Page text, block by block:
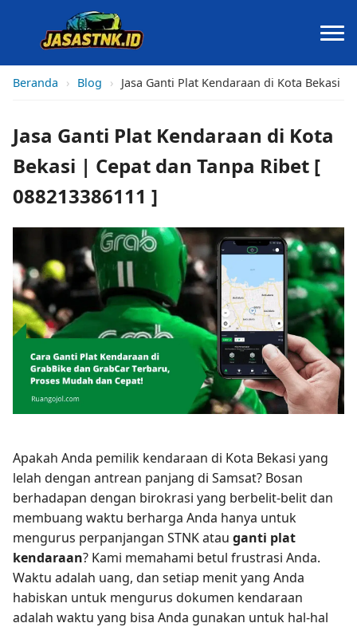
Beranda › Blog › Jasa Ganti Plat Kendaraan di Kota Bekasi |
Jasa Ganti Plat Kendaraan di Kota
Bekasi | Cepat dan Tanpa Ribet [
088213386111 ]
Apakah Anda pemilik kendaraan di Kota Bekasi yang
lelah dengan antrean panjang di Samsat? Bosan
berhadapan dengan birokrasi yang berbelit-belit dan
membuang waktu berharga Anda hanya untuk
mengurus perpanjangan STNK atau ganti plat
kendaraan? Kami memahami betul frustrasi Anda.
Waktu adalah uang, dan setiap menit yang Anda
habiskan untuk mengurus dokumen kendaraan
adalah waktu yang bisa Anda gunakan untuk hal-hal